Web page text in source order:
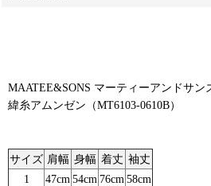
MAATEE&SONS マーティーアンドサン
緯糸アムンゼン（MT6103-0610B）
サイズ 肩幅 身幅 着丈 袖丈
1
47cm 54cm 76cm 58cm